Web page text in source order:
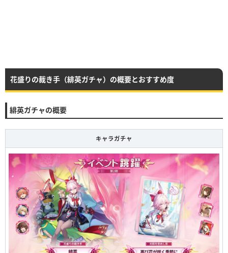
花盛りの裁き手（緋英ガチャ）の概要とおすすめ度
緋英ガチャの概要
キャラガチャ